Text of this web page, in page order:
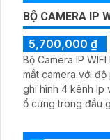
BỘ CAMERA IP
5,700,000 ₫
Bộ Camera IP
mắt camera với
ghi hình 4 kênh Ip
ổ cứng trong đầu
giám sát có màu